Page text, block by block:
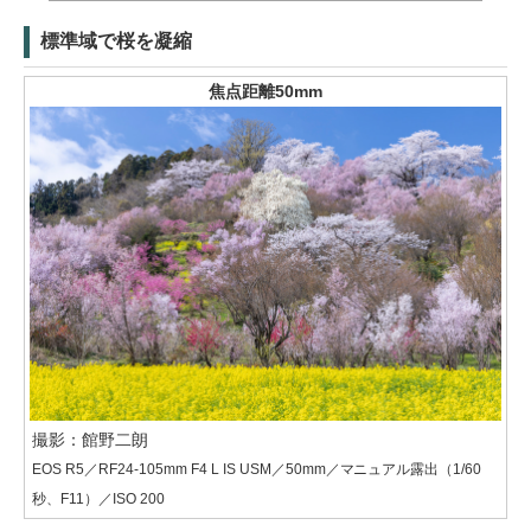
標準域で桜を凝縮
焦点距離50mm
撮影：館野二朗
EOS R5／RF24-105mm F4 L IS USM／50mm／マニュアル露出（1/60
秒、F11）／ISO 200